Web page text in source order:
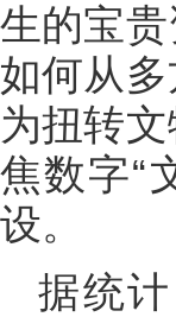
生的宝
如何从
为扭转
焦数字“
设。
据统